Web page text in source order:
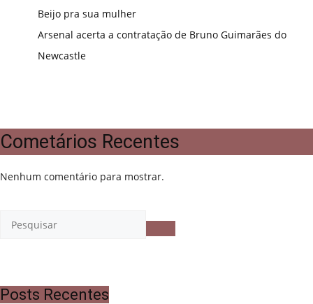
Beijo pra sua mulher
Arsenal acerta a contratação de Bruno Guimarães do
Newcastle
Cometários Recentes
Nenhum comentário para mostrar.
Posts Recentes